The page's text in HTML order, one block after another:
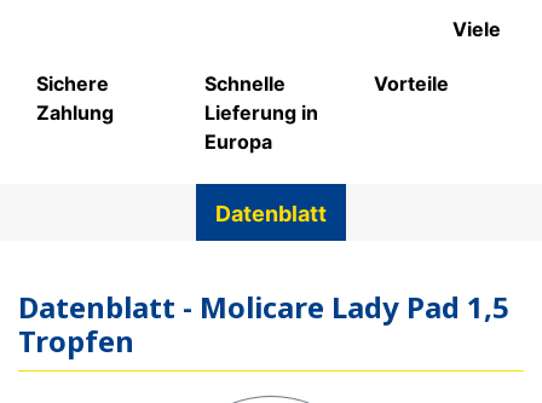
Sichere
Zahlung
Schnelle
Lieferung in
Europa
Viele
Vorteile
Datenblatt
Datenblatt - Molicare Lady Pad 1,5
Tropfen